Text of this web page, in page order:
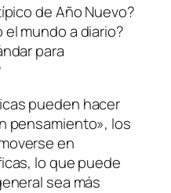
de Año Nuevo?
mundo a diario?
para
pueden hacer
pensamiento», los
en
lo que puede
sea más